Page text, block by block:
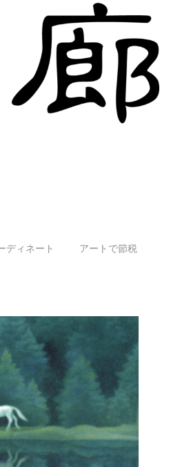
ディネート
アートで節税